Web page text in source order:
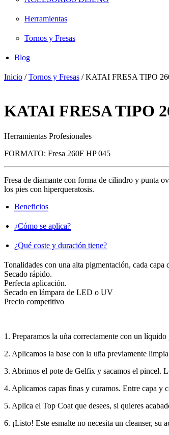
Herramientas
Tornos y Fresas
Blog
Inicio /Tornos y Fresas / KATAI FRESA TIPO
KATAI FRESA TIPO
Herramientas Profesionales
FORMATO: Fresa 260F HP 045
Fresa de diamante con forma de cilindro y punta
los pies con hiperqueratosis.
Beneficios
¿Cómo se aplica?
¿Qué coste y duración tiene?
Tonalidades con una alta pigmentación, cada capa
Secado rápido.
Perfecta aplicación.
Secado en lámpara de LED o UV
Precio competitivo
1. Preparamos la uña correctamente con un
2. Aplicamos la base con la uña previamente
3. Abrimos el pote de Gelfix y sacamos el pincel.
4. Aplicamos capas finas y curamos. Entre capa y
5. Aplica el Top Coat que desees, si quieres
6. ¡Listo! Este esmalte no necesita un cleanser, su